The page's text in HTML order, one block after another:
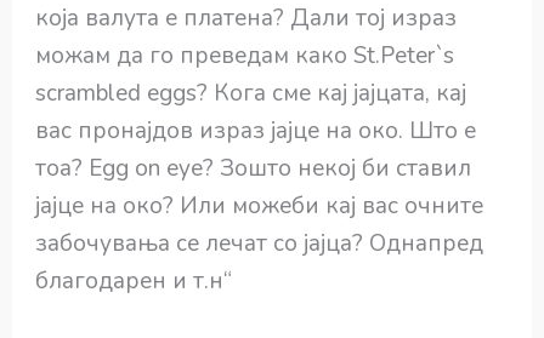
која валута е платена? Дали тој израз
можам да го преведам како St.Peter`s
scrambled eggs? Кога сме кај јајцата, кај
вас пронајдов израз јајце на око. Што е
тоа? Egg on eye? Зошто некој би ставил
јајце на око? Или можеби кај вас очните
забочувања се лечат со јајца? Однапред
благодарен и т.н“